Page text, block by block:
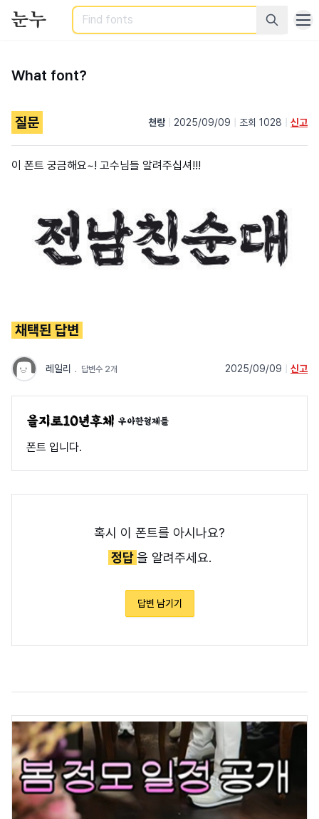
Search
What font?
질문 천랑 2025/09/09 조회 1028 신고
이 폰트 궁금해요~! 고수님들 알려주십셔!!!
채택된 답변
레일리 ﹒ 답변수 2개 2025/09/09 신고
우아한형제들
폰트 입니다.
혹시 이 폰트를 아시나요?
정답을 알려주세요.
답변 남기기